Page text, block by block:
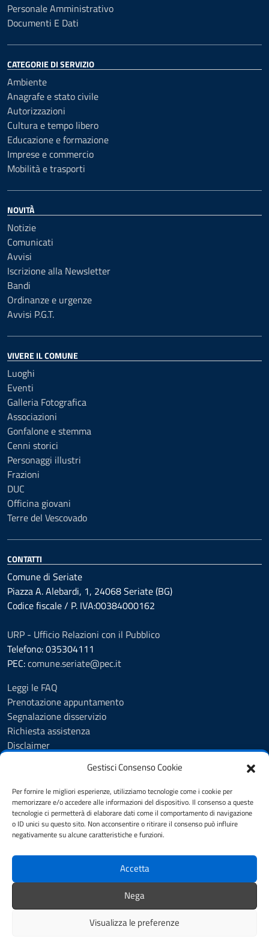
Gestisci Consenso Cookie
Per fornire le migliori esperienze, utilizziamo tecnologie come i cookie per
memorizzare e/o accedere alle informazioni del dispositivo. Il consenso a queste
tecnologie ci permetterà di elaborare dati come il comportamento di navigazione
o ID unici su questo sito. Non acconsentire o ritirare il consenso può influire
negativamente su alcune caratteristiche e funzioni.
Accetta
Nega
Visualizza le preferenze
Personale Amministrativo
Documenti E Dati
CATEGORIE DI SERVIZIO
Ambiente
Anagrafe e stato civile
Autorizzazioni
Cultura e tempo libero
Educazione e formazione
Imprese e commercio
Mobilità e trasporti
NOVITÀ
Notizie
Comunicati
Avvisi
Iscrizione alla Newsletter
Bandi
Ordinanze e urgenze
Avvisi P.G.T.
VIVERE IL COMUNE
Luoghi
Eventi
Galleria Fotografica
Associazioni
Gonfalone e stemma
Cenni storici
Personaggi illustri
Frazioni
DUC
Officina giovani
Terre del Vescovado
CONTATTI
Comune di Seriate
Piazza A. Alebardi, 1, 24068 Seriate (BG)
Codice fiscale / P. IVA:00384000162
URP - Ufficio Relazioni con il Pubblico
Telefono: 035304111
PEC:comune.seriate@pec.it
Leggi le FAQ
Prenotazione appuntamento
Segnalazione disservizio
Richiesta assistenza
Disclaimer
Cookie Policy
Informativa privacy
Dichiarazione di accessibilità
Note legali
SEGUICI SU
YouTube Facebook